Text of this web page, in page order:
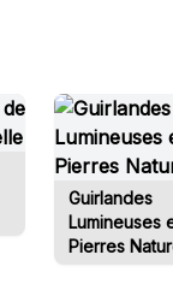
Guirlandes
Lumineuses
Pierres